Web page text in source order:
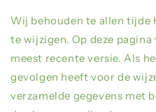
Wij behouden te allen tijde
te wijzigen. Op deze
meest recente versie. Als
gevolgen heeft voor de
verzamelde gegevens met